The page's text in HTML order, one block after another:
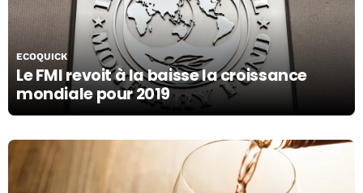
Le FMI revoit à la baisse la croissance
mondiale pour 2019
ECOQUICK
16/10/19